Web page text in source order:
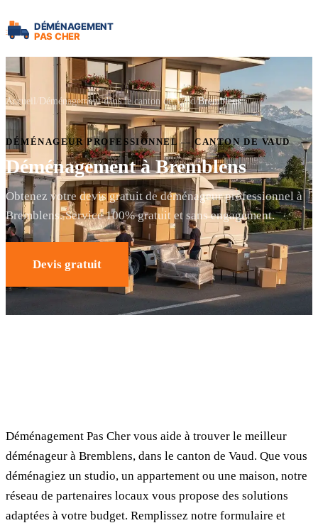
Accueil Déménagement dans le canton de Vaud Bremblens
DÉMÉNAGEUR PROFESSIONNEL — CANTON DE VAUD
Déménagement à Bremblens
Obtenez votre devis gratuit de déménageur professionnel à
Bremblens. Service 100% gratuit et sans engagement.
Devis gratuit
Déménagement Pas Cher vous aide à trouver le meilleur
déménageur à Bremblens, dans le canton de Vaud. Que vous
déménagiez un studio, un appartement ou une maison, notre
réseau de partenaires locaux vous propose des solutions
adaptées à votre budget. Remplissez notre formulaire et